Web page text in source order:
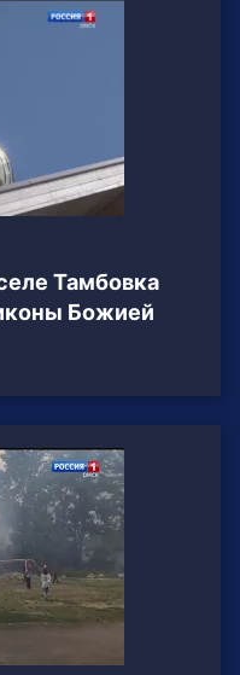
Тамбовка
Божией